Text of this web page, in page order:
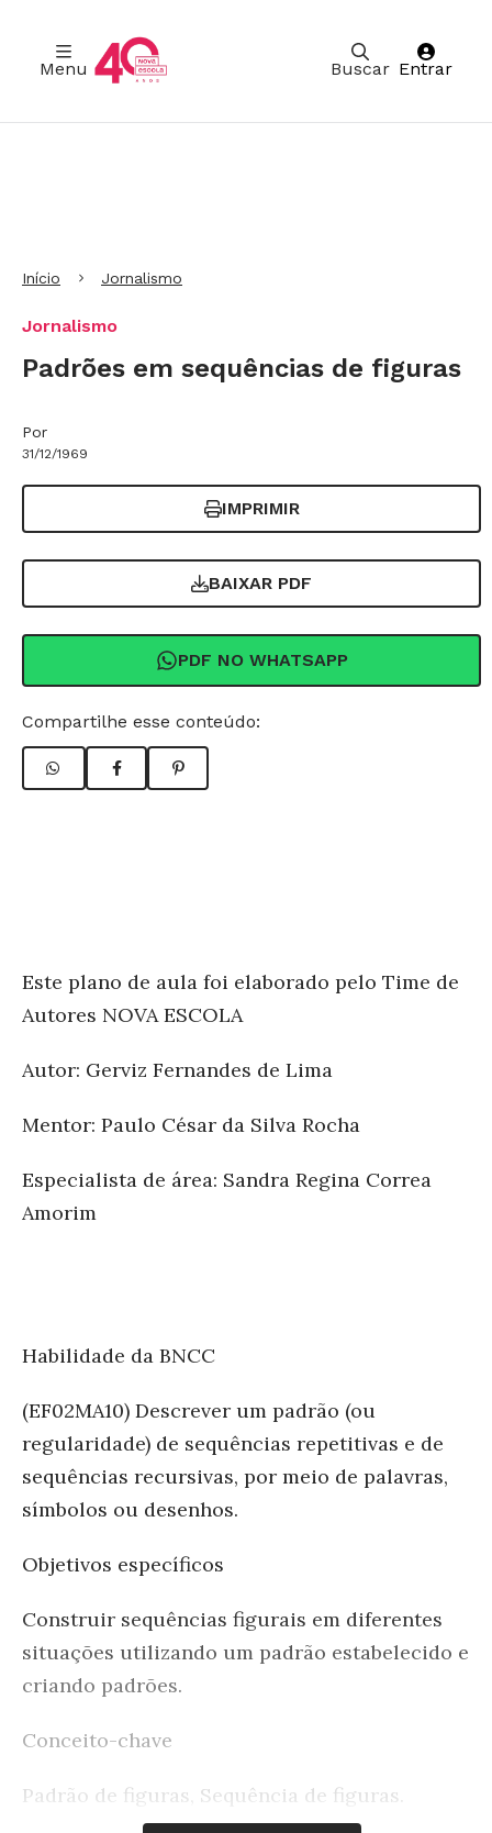
Buscar
Menu Entrar
Início Jornalismo
Jornalismo
Padrões em sequências de figuras
Por
31/12/1969
IMPRIMIR
BAIXAR PDF
PDF NO WHATSAPP
Compartilhe esse conteúdo:
Este plano de aula foi elaborado pelo Time de
Autores NOVA ESCOLA
Autor: Gerviz Fernandes de Lima
Mentor: Paulo César da Silva Rocha
Especialista de área: Sandra Regina Correa
Amorim
Habilidade da BNCC
(EF02MA10) Descrever um padrão (ou
regularidade) de sequências repetitivas e de
sequências recursivas, por meio de palavras,
símbolos ou desenhos.
Objetivos específicos
Construir sequências figurais em diferentes
situações utilizando um padrão estabelecido e
criando padrões.
Conceito-chave
Padrão de figuras, Sequência de figuras.